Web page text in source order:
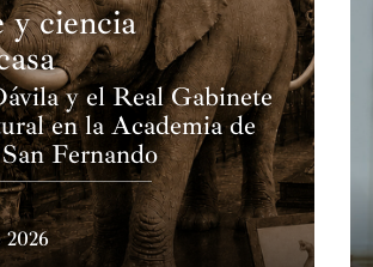
y ciencia
y el Real Gabinete
en la Academia de
Fernando
2026